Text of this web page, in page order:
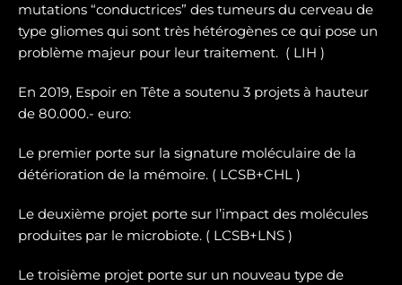
mutations “conductrices” des tumeurs du cerveau de
type gliomes qui sont très hétérogènes ce qui pose un
problème majeur pour leur traitement. ( LIH )
En 2019, Espoir en Tête a soutenu 3 projets à hauteur
de 80.000.- euro:
Le premier porte sur la signature moléculaire de la
détérioration de la mémoire. ( LCSB+CHL )
Le deuxième projet porte sur l’impact des molécules
produites par le microbiote. ( LCSB+LNS )
Le troisième projet porte sur un nouveau type de